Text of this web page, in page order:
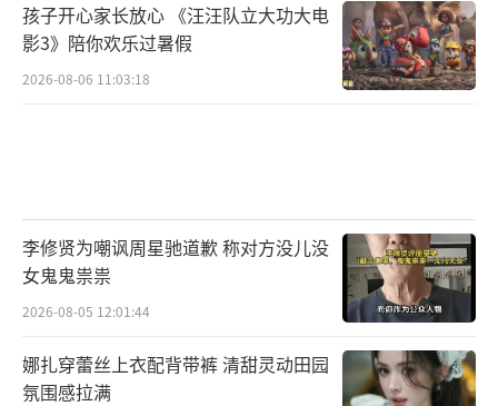
孩子开心家长放心 《汪汪队立大功大电
影3》陪你欢乐过暑假
2026-08-06 11:03:18
李修贤为嘲讽周星驰道歉 称对方没儿没
女鬼鬼祟祟
2026-08-05 12:01:44
娜扎穿蕾丝上衣配背带裤 清甜灵动田园
氛围感拉满